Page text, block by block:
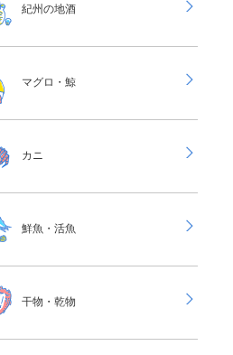
紀州の地酒
マグロ・鯨
カニ
鮮魚・活魚
干物・乾物